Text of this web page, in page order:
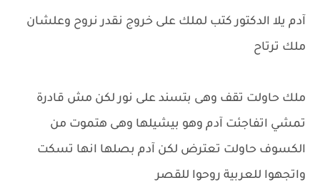
آدم يلا الدكتور كتب لملك على خروج نقدر نروح وعلشان
ملك ترتاح
ملك حاولت تقف وهى بتسند على نور لكن مش قادرة
تمشي اتفاجئت آدم وهو بيشيلها وهى هتموت من
الكسوف حاولت تعترض لكن آدم بصلها انها تسكت
واتجهوا للعربية روحوا للقصر